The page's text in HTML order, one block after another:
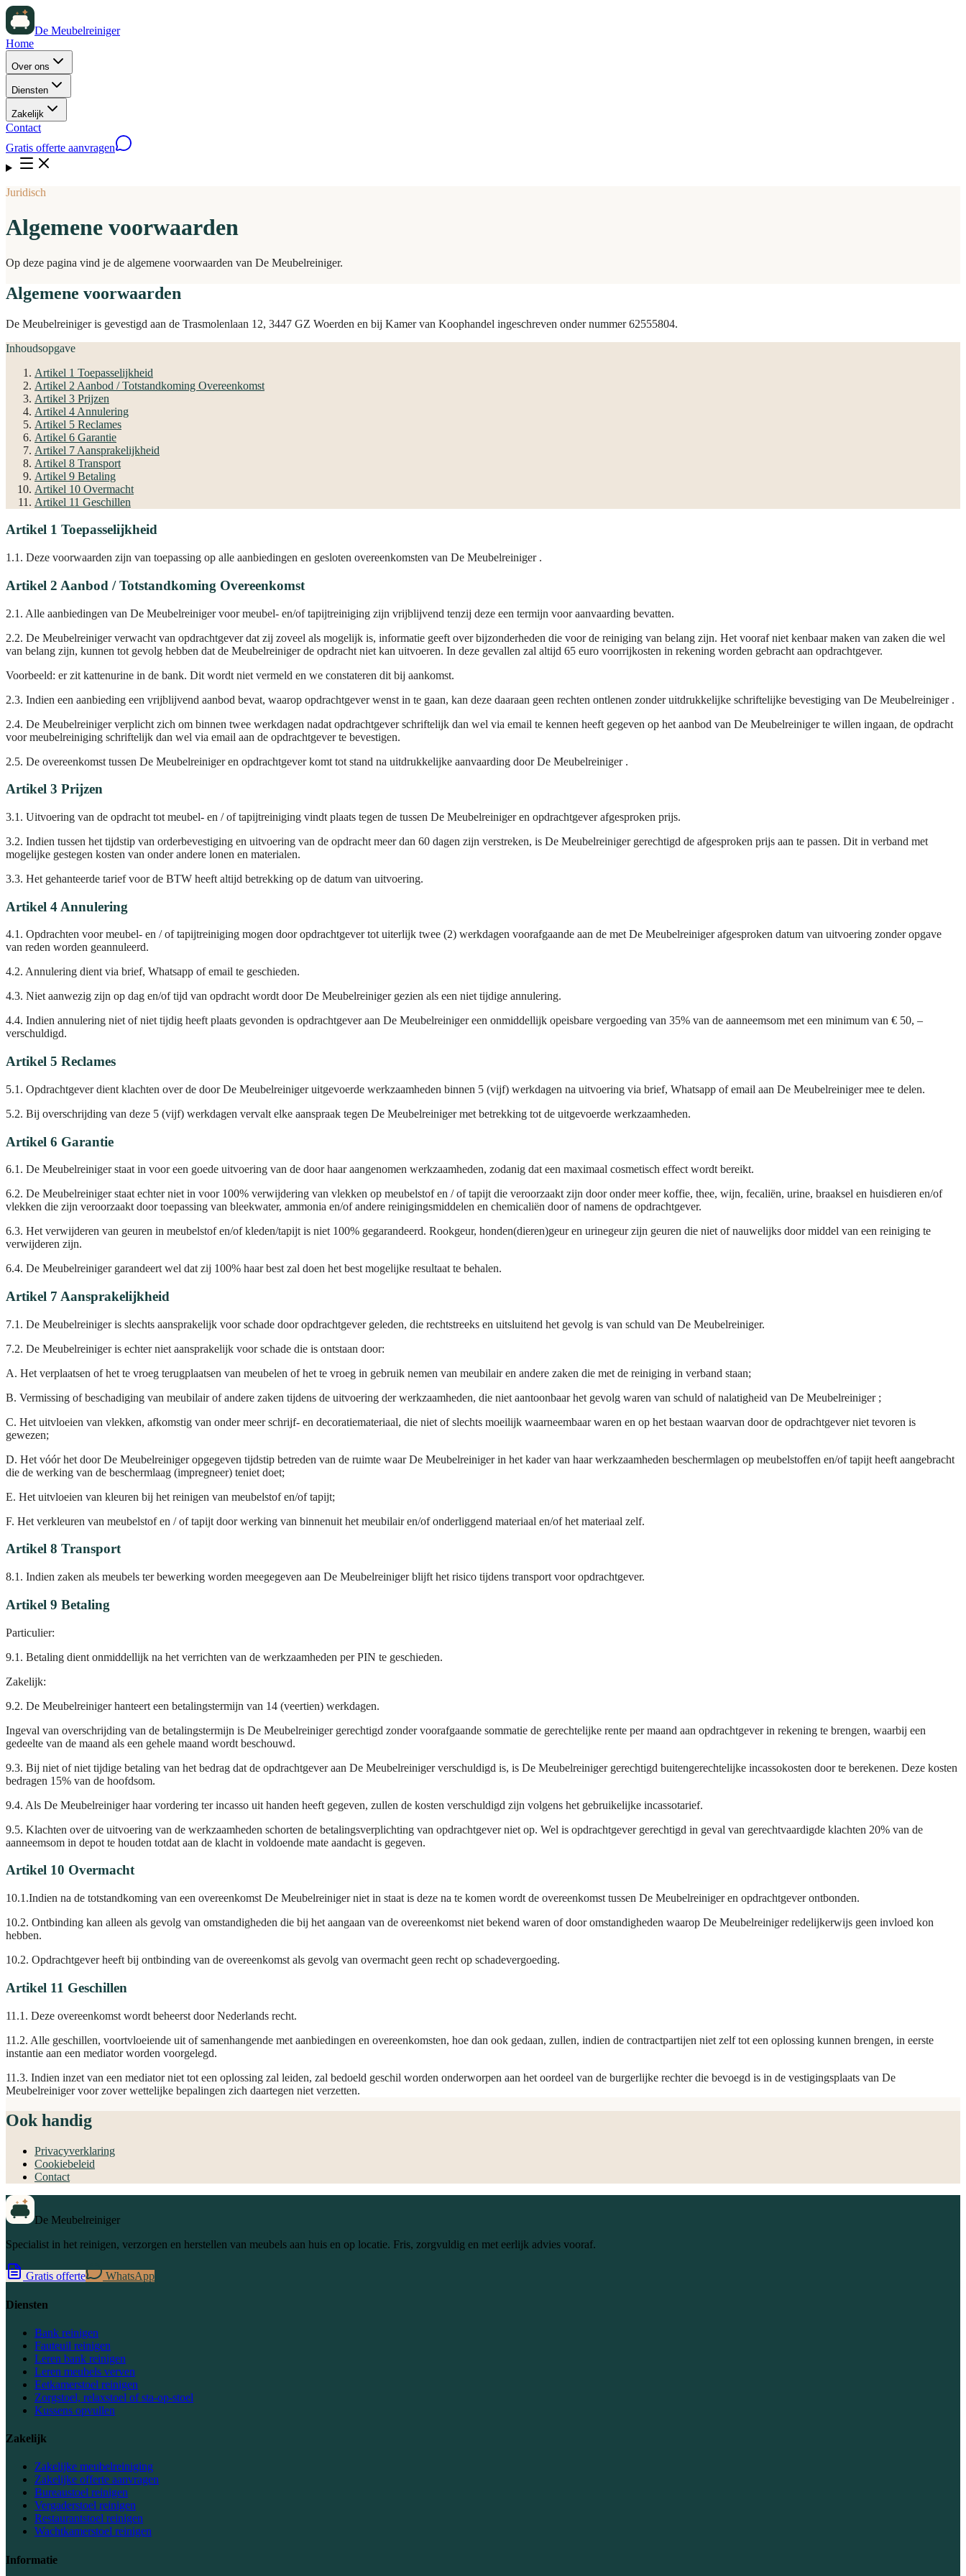
De Meubelreiniger
Home
Over ons
Diensten
Zakelijk
Contact
Gratis offerte aanvragen
Juridisch
Algemene voorwaarden
Op deze pagina vind je de algemene voorwaarden van De Meubelreiniger.
Algemene voorwaarden
De Meubelreiniger is gevestigd aan de Trasmolenlaan 12, 3447 GZ Woerden en bij Kamer van Koophandel ingeschreven onder nummer 62555804.
Inhoudsopgave
Artikel 1 Toepasselijkheid
Artikel 2 Aanbod / Totstandkoming Overeenkomst
Artikel 3 Prijzen
Artikel 4 Annulering
Artikel 5 Reclames
Artikel 6 Garantie
Artikel 7 Aansprakelijkheid
Artikel 8 Transport
Artikel 9 Betaling
Artikel 10 Overmacht
Artikel 11 Geschillen
Artikel 1 Toepasselijkheid
1.1. Deze voorwaarden zijn van toepassing op alle aanbiedingen en gesloten overeenkomsten van De Meubelreiniger .
Artikel 2 Aanbod / Totstandkoming Overeenkomst
2.1. Alle aanbiedingen van De Meubelreiniger voor meubel- en/of tapijtreiniging zijn vrijblijvend tenzij deze een termijn voor aanvaarding bevatten.
2.2. De Meubelreiniger verwacht van opdrachtgever dat zij zoveel als mogelijk is, informatie geeft over bijzonderheden die voor de reiniging van belang zijn. Het vooraf niet kenbaar maken van zaken die wel
van belang zijn, kunnen tot gevolg hebben dat de Meubelreiniger de opdracht niet kan uitvoeren. In deze gevallen zal altijd 65 euro voorrijkosten in rekening worden gebracht aan opdrachtgever.
Voorbeeld: er zit kattenurine in de bank. Dit wordt niet vermeld en we constateren dit bij aankomst.
2.3. Indien een aanbieding een vrijblijvend aanbod bevat, waarop opdrachtgever wenst in te gaan, kan deze daaraan geen rechten ontlenen zonder uitdrukkelijke schriftelijke bevestiging van De Meubelreiniger .
2.4. De Meubelreiniger verplicht zich om binnen twee werkdagen nadat opdrachtgever schriftelijk dan wel via email te kennen heeft gegeven op het aanbod van De Meubelreiniger te willen ingaan, de opdracht
voor meubelreiniging schriftelijk dan wel via email aan de opdrachtgever te bevestigen.
2.5. De overeenkomst tussen De Meubelreiniger en opdrachtgever komt tot stand na uitdrukkelijke aanvaarding door De Meubelreiniger .
Artikel 3 Prijzen
3.1. Uitvoering van de opdracht tot meubel- en / of tapijtreiniging vindt plaats tegen de tussen De Meubelreiniger en opdrachtgever afgesproken prijs.
3.2. Indien tussen het tijdstip van orderbevestiging en uitvoering van de opdracht meer dan 60 dagen zijn verstreken, is De Meubelreiniger gerechtigd de afgesproken prijs aan te passen. Dit in verband met
mogelijke gestegen kosten van onder andere lonen en materialen.
3.3. Het gehanteerde tarief voor de BTW heeft altijd betrekking op de datum van uitvoering.
Artikel 4 Annulering
4.1. Opdrachten voor meubel- en / of tapijtreiniging mogen door opdrachtgever tot uiterlijk twee (2) werkdagen voorafgaande aan de met De Meubelreiniger afgesproken datum van uitvoering zonder opgave
van reden worden geannuleerd.
4.2. Annulering dient via brief, Whatsapp of email te geschieden.
4.3. Niet aanwezig zijn op dag en/of tijd van opdracht wordt door De Meubelreiniger gezien als een niet tijdige annulering.
4.4. Indien annulering niet of niet tijdig heeft plaats gevonden is opdrachtgever aan De Meubelreiniger een onmiddellijk opeisbare vergoeding van 35% van de aanneemsom met een minimum van € 50, –
verschuldigd.
Artikel 5 Reclames
5.1. Opdrachtgever dient klachten over de door De Meubelreiniger uitgevoerde werkzaamheden binnen 5 (vijf) werkdagen na uitvoering via brief, Whatsapp of email aan De Meubelreiniger mee te delen.
5.2. Bij overschrijding van deze 5 (vijf) werkdagen vervalt elke aanspraak tegen De Meubelreiniger met betrekking tot de uitgevoerde werkzaamheden.
Artikel 6 Garantie
6.1. De Meubelreiniger staat in voor een goede uitvoering van de door haar aangenomen werkzaamheden, zodanig dat een maximaal cosmetisch effect wordt bereikt.
6.2. De Meubelreiniger staat echter niet in voor 100% verwijdering van vlekken op meubelstof en / of tapijt die veroorzaakt zijn door onder meer koffie, thee, wijn, fecaliën, urine, braaksel en huisdieren en/of
vlekken die zijn veroorzaakt door toepassing van bleekwater, ammonia en/of andere reinigingsmiddelen en chemicaliën door of namens de opdrachtgever.
6.3. Het verwijderen van geuren in meubelstof en/of kleden/tapijt is niet 100% gegarandeerd. Rookgeur, honden(dieren)geur en urinegeur zijn geuren die niet of nauwelijks door middel van een reiniging te
verwijderen zijn.
6.4. De Meubelreiniger garandeert wel dat zij 100% haar best zal doen het best mogelijke resultaat te behalen.
Artikel 7 Aansprakelijkheid
7.1. De Meubelreiniger is slechts aansprakelijk voor schade door opdrachtgever geleden, die rechtstreeks en uitsluitend het gevolg is van schuld van De Meubelreiniger.
7.2. De Meubelreiniger is echter niet aansprakelijk voor schade die is ontstaan door:
A. Het verplaatsen of het te vroeg terugplaatsen van meubelen of het te vroeg in gebruik nemen van meubilair en andere zaken die met de reiniging in verband staan;
B. Vermissing of beschadiging van meubilair of andere zaken tijdens de uitvoering der werkzaamheden, die niet aantoonbaar het gevolg waren van schuld of nalatigheid van De Meubelreiniger ;
C. Het uitvloeien van vlekken, afkomstig van onder meer schrijf- en decoratiemateriaal, die niet of slechts moeilijk waarneembaar waren en op het bestaan waarvan door de opdrachtgever niet tevoren is
gewezen;
D. Het vóór het door De Meubelreiniger opgegeven tijdstip betreden van de ruimte waar De Meubelreiniger in het kader van haar werkzaamheden beschermlagen op meubelstoffen en/of tapijt heeft aangebracht
die de werking van de beschermlaag (impregneer) teniet doet;
E. Het uitvloeien van kleuren bij het reinigen van meubelstof en/of tapijt;
F. Het verkleuren van meubelstof en / of tapijt door werking van binnenuit het meubilair en/of onderliggend materiaal en/of het materiaal zelf.
Artikel 8 Transport
8.1. Indien zaken als meubels ter bewerking worden meegegeven aan De Meubelreiniger blijft het risico tijdens transport voor opdrachtgever.
Artikel 9 Betaling
Particulier:
9.1. Betaling dient onmiddellijk na het verrichten van de werkzaamheden per PIN te geschieden.
Zakelijk:
9.2. De Meubelreiniger hanteert een betalingstermijn van 14 (veertien) werkdagen.
Ingeval van overschrijding van de betalingstermijn is De Meubelreiniger gerechtigd zonder voorafgaande sommatie de gerechtelijke rente per maand aan opdrachtgever in rekening te brengen, waarbij een
gedeelte van de maand als een gehele maand wordt beschouwd.
9.3. Bij niet of niet tijdige betaling van het bedrag dat de opdrachtgever aan De Meubelreiniger verschuldigd is, is De Meubelreiniger gerechtigd buitengerechtelijke incassokosten door te berekenen. Deze kosten
bedragen 15% van de hoofdsom.
9.4. Als De Meubelreiniger haar vordering ter incasso uit handen heeft gegeven, zullen de kosten verschuldigd zijn volgens het gebruikelijke incassotarief.
9.5. Klachten over de uitvoering van de werkzaamheden schorten de betalingsverplichting van opdrachtgever niet op. Wel is opdrachtgever gerechtigd in geval van gerechtvaardigde klachten 20% van de
aanneemsom in depot te houden totdat aan de klacht in voldoende mate aandacht is gegeven.
Artikel 10 Overmacht
10.1.Indien na de totstandkoming van een overeenkomst De Meubelreiniger niet in staat is deze na te komen wordt de overeenkomst tussen De Meubelreiniger en opdrachtgever ontbonden.
10.2. Ontbinding kan alleen als gevolg van omstandigheden die bij het aangaan van de overeenkomst niet bekend waren of door omstandigheden waarop De Meubelreiniger redelijkerwijs geen invloed kon
hebben.
10.2. Opdrachtgever heeft bij ontbinding van de overeenkomst als gevolg van overmacht geen recht op schadevergoeding.
Artikel 11 Geschillen
11.1. Deze overeenkomst wordt beheerst door Nederlands recht.
11.2. Alle geschillen, voortvloeiende uit of samenhangende met aanbiedingen en overeenkomsten, hoe dan ook gedaan, zullen, indien de contractpartijen niet zelf tot een oplossing kunnen brengen, in eerste
instantie aan een mediator worden voorgelegd.
11.3. Indien inzet van een mediator niet tot een oplossing zal leiden, zal bedoeld geschil worden onderworpen aan het oordeel van de burgerlijke rechter die bevoegd is in de vestigingsplaats van De
Meubelreiniger voor zover wettelijke bepalingen zich daartegen niet verzetten.
Ook handig
Privacyverklaring
Cookiebeleid
Contact
De Meubelreiniger
Specialist in het reinigen, verzorgen en herstellen van meubels aan huis en op locatie. Fris, zorgvuldig en met eerlijk advies vooraf.
Gratis offerte WhatsApp
Diensten
Bank reinigen
Fauteuil reinigen
Leren bank reinigen
Leren meubels verven
Eetkamerstoel reinigen
Zorgstoel, relaxstoel of sta-op-stoel
Kussens opvullen
Zakelijk
Zakelijke meubelreiniging
Zakelijke offerte aanvragen
Bureaustoel reinigen
Vergaderstoel reinigen
Restaurantstoel reinigen
Wachtkamerstoel reinigen
Informatie